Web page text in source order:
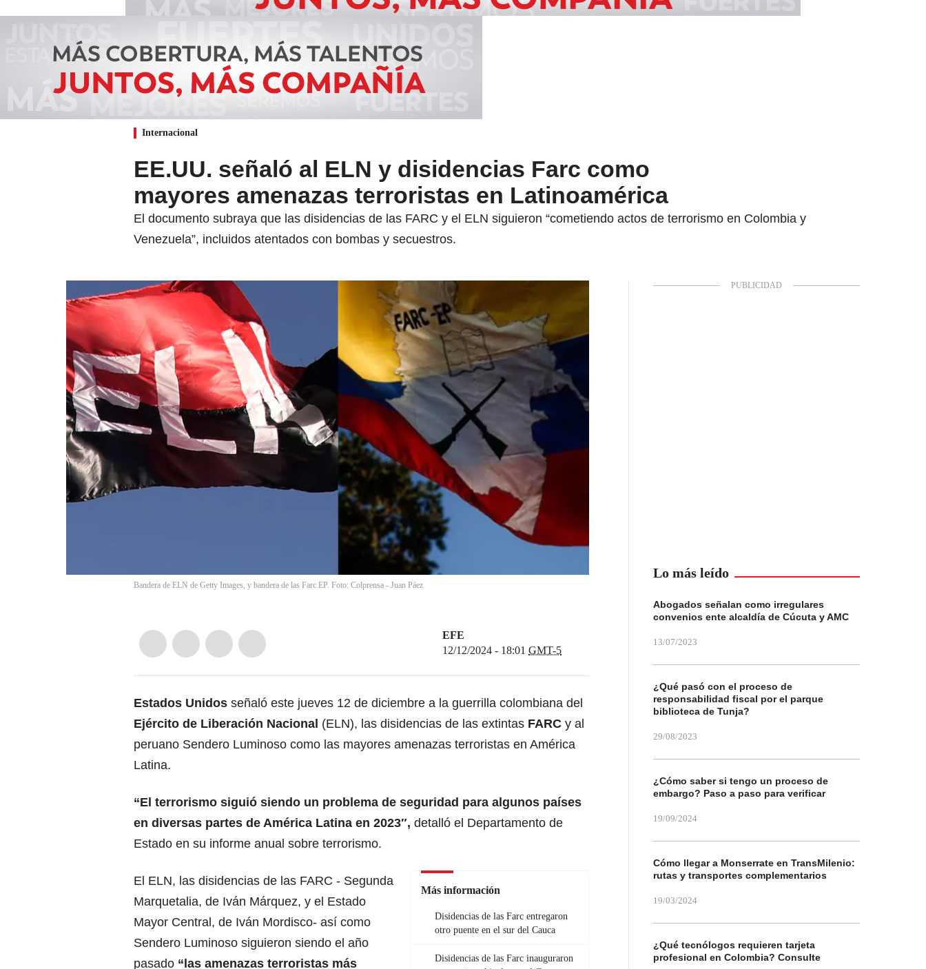
Internacional
EE.UU. señaló al ELN y disidencias Farc como
mayores amenazas terroristas en Latinoamérica
El documento subraya que las disidencias de las FARC y el ELN siguieron “cometiendo actos de terrorismo en Colombia y
Venezuela”, incluidos atentados con bombas y secuestros.
Bandera de ELN de Getty Images, y bandera de las Farc EP. Foto: Colprensa - Juan Páez
EFE
12/12/2024 - 18:01 GMT-5
Estados Unidos señaló este jueves 12 de diciembre a la guerrilla colombiana del
Ejército de Liberación Nacional (ELN), las disidencias de las extintas FARC y al
peruano Sendero Luminoso como las mayores amenazas terroristas en América
Latina.
“El terrorismo siguió siendo un problema de seguridad para algunos países
en diversas partes de América Latina en 2023″, detalló el Departamento de
Estado en su informe anual sobre terrorismo.
Más información
Disidencias de las Farc entregaron
otro puente en el sur del Cauca
Disidencias de las Farc inauguraron
El ELN, las disidencias de las FARC - Segunda
Marquetalia, de Iván Márquez, y el Estado
Mayor Central, de Iván Mordisco- así como
Sendero Luminoso siguieron siendo el año
pasado “las amenazas terroristas más
Lo más leído
Abogados señalan como irregulares
convenios ente alcaldía de Cúcuta y AMC
13/07/2023
¿Qué pasó con el proceso de
responsabilidad fiscal por el parque
biblioteca de Tunja?
29/08/2023
¿Cómo saber si tengo un proceso de
embargo? Paso a paso para verificar
19/09/2024
Cómo llegar a Monserrate en TransMilenio:
rutas y transportes complementarios
19/03/2024
¿Qué tecnólogos requieren tarjeta
profesional en Colombia? Consulte